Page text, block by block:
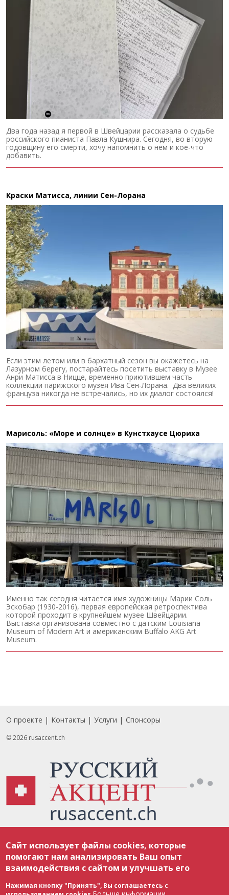
Два года назад я первой в Швейцарии рассказала о судьбе
российского пианиста Павла Кушнира. Сегодня, во вторую
годовщину его смерти, хочу напомнить о нем и кое-что
добавить.
Краски Матисса, линии Сен-Лорана
Если этим летом или в бархатный сезон вы окажетесь на
Лазурном берегу, постарайтесь посетить выставку в Музее
Анри Матисса в Ницце, временно приютившем часть
коллекции парижского музея Ива Сен-Лорана. Два великих
француза никогда не встречались, но их диалог состоялся!
Марисоль: «Море и солнце» в Кунстхаусе Цюриха
Именно так сегодня читается имя художницы Марии Соль
Эскобар (1930-2016), первая европейская ретроспектива
которой проходит в крупнейшем музее Швейцарии.
Выставка организована совместно с датским Louisiana
Museum of Modern Art и американским Buffalo AKG Art
Museum.
Footer
О проекте Контакты Услуги Спонсоры
© 2026 rusaccent.ch
соответствии с законодательством Швейцарии об авторском праве и
международными соглашениями. Полное или частичное использование
материалов возможно только с разрешения редакции. В случае полного
или частичного воспроизведения материалов сайта rusaccent.ch,
ОБЯЗАТЕЛЬНА АКТИВНАЯ ГИПЕРССЫЛКА на конкретный заимствованный
текст. Фотоизображения, размещенные редакцией rusaccent.ch, являются
ее исключительной собственностью. Полное или частичное
Сайт использует файлы cookies, которые
помогают нам анализировать Ваш опыт
взаимодействия с сайтом и улучшать его
Нажимая кнопку "Принять", Вы соглашаетесь с